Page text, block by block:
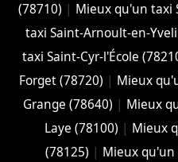
(78710) | Mieux qu'un taxi
taxi Saint-Arnoult-en-
taxi Saint-Cyr-l'École
Forget (78720) | Mieux
Grange (78640) | Mieux
Laye (78100) | Mieux
(78125) | Mieux qu'un